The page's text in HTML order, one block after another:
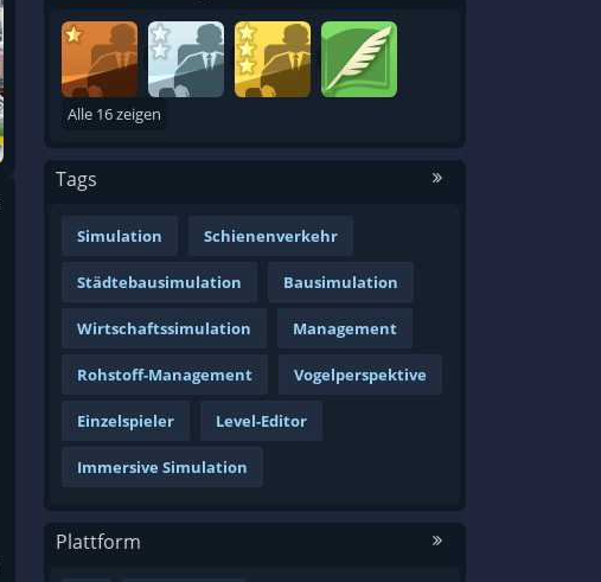
Alle 16 zeigen
Tags
Simulation Schienenverkehr
Städtebausimulation Bausimulation
Wirtschaftssimulation Management
Rohstoff-Management Vogelperspektive
Einzelspieler Level-Editor
Immersive Simulation
Plattform